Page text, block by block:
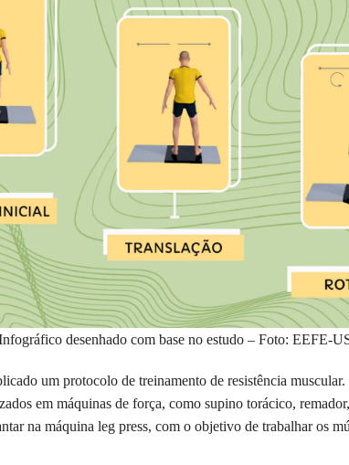
desenhado com base no estudo – Foto: EEFE-
um protocolo de treinamento de resistência
em máquinas de força, como supino torácico,
na máquina leg press, com o objetivo de trabalhar os